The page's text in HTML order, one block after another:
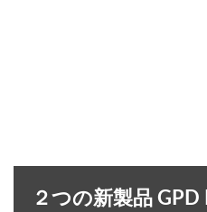
２つの新製品